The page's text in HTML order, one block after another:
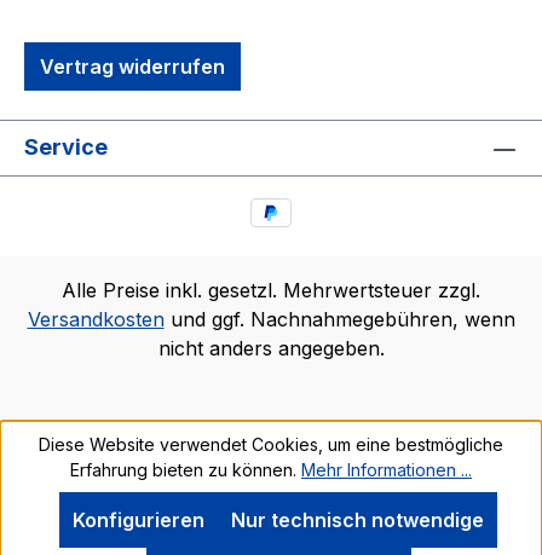
Vertrag widerrufen
Service
Alle Preise inkl. gesetzl. Mehrwertsteuer zzgl.
Versandkostenund ggf. Nachnahmegebühren, wenn
nicht anders angegeben.
Diese Website verwendet Cookies, um eine bestmögliche
Erfahrung bieten zu können. Mehr Informationen ...
Nur technisch notwendige
Konfigurieren